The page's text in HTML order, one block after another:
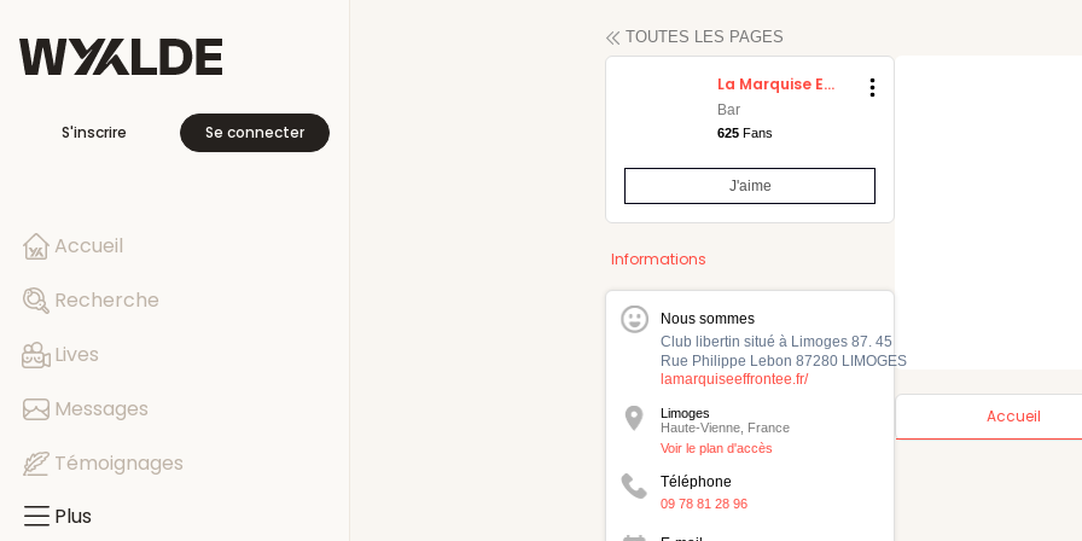
S'inscrire Se connecter
Accueil
Recherche
Lives
Messages
Témoignages
Plus
TOUTES LES PAGES
La Marquise Effrontée
Bar
625 Fans
J'aime
Informations
Nous sommes
Club libertin situé à Limoges 87. 45
Rue Philippe Lebon 87280 LIMOGES
lamarquiseeffrontee.fr/
Limoges
Haute-Vienne, France
Voir le plan d'accès
Téléphone
09 78 81 28 96
Accueil